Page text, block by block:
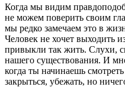
Когда мы видим
не можем поверить своим
мы редко замечаем это в
Человек не хочет выходить
привыкли так жить. Слухи,
нашего существования. И
когда ты начинаешь
закрыться, убежать, но